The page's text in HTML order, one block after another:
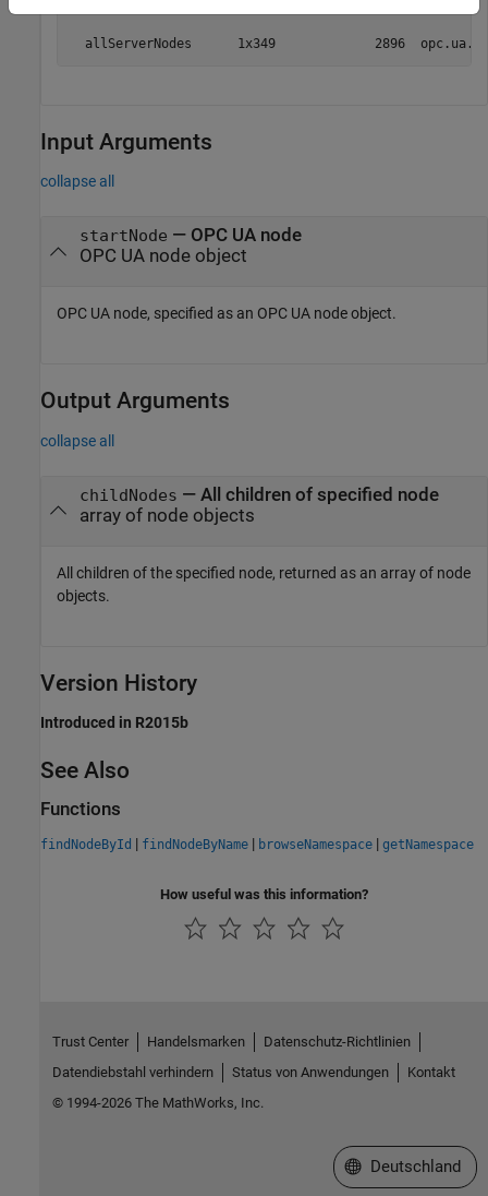
Name                Size             Bytes  Class
allServerNodes      1x349             2896
Input Arguments
collapse all
startNode — OPC UA node
OPC UA node object
OPC UA node, specified as an OPC UA node object.
Output Arguments
collapse all
childNodes — All children of specified node
array of node objects
All children of the specified node, returned as an array of node
objects.
Version History
Introduced in R2015b
See Also
Functions
findNodeById | findNodeByName | browseNamespace | getNamespace
How useful was this information?
Trust Center Handelsmarken
Datenschutz-Richtlinien
Datendiebstahl verhindern
Status von Anwendungen
Kontakt
© 1994-2026 The MathWorks, Inc.
Website auswählen
Deutschland